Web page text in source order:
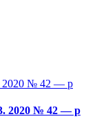
№ 42 — р
2020 № 42 — р